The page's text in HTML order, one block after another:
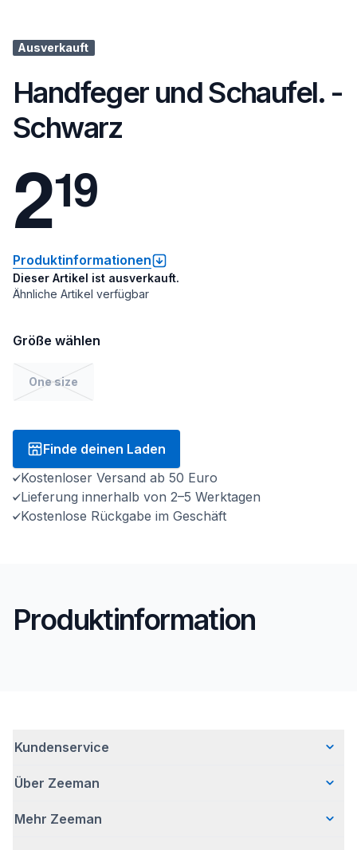
Ausverkauft
Handfeger und Schaufel. -
Schwarz
219
Produktinformationen
Dieser Artikel ist ausverkauft.
Ähnliche Artikel verfügbar
Größe wählen
One size
Finde deinen Laden
Kostenloser Versand ab 50 Euro
Lieferung innerhalb von 2–5 Werktagen
Kostenlose Rückgabe im Geschäft
Produktinformation
Kundenservice
Häufig gestellte Fragen
Lieferung
Über Zeeman
Wer wir sind
Mehr Zeeman